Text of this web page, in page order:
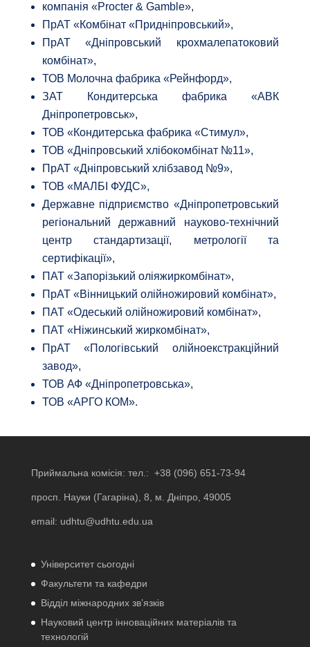
компанія «Procter & Gamble»,
ПрАТ «Комбінат «Придніпровський»,
ПрАТ «Дніпровський крохмалепатоковий
комбінат»,
ТОВ Молочна фабрика «Рейнфорд»,
ЗАТ Кондитерська фабрика «АВК
Дніпропетровськ»,
ТОВ «Кондитерська фабрика «Стимул»,
ТОВ «Дніпровський хлібокомбінат №11»,
ПрАТ «Дніпровський хлібзавод №9»,
ТОВ «МАЛБІ ФУДС»,
Державне підприємство «Дніпропетровський
регіональний державний науково-технічний
центр стандартизації, метрології та
сертифікації»,
ПАТ «Запорізький оліяжиркомбінат»,
ПрАТ «Вінницький олійножировий комбінат»,
ПАТ «Одеський олійножировий комбінат»,
ПАТ «Ніжинський жиркомбінат»,
ПрАТ «Пологівський олійноекстракційний
завод»,
ТОВ АФ «Дніпропетровська»,
ТОВ «АРГО КОМ».
Приймальна комісія: тел.: +38 (096) 651-73-94
просп. Науки (Гагаріна), 8, м. Дніпро, 49005
email: udhtu@udhtu.edu.ua
Університет сьогодні
Факультети та кафедри
Відділ міжнародних зв’язків
Науковий центр інноваційних матеріалів та
технологій